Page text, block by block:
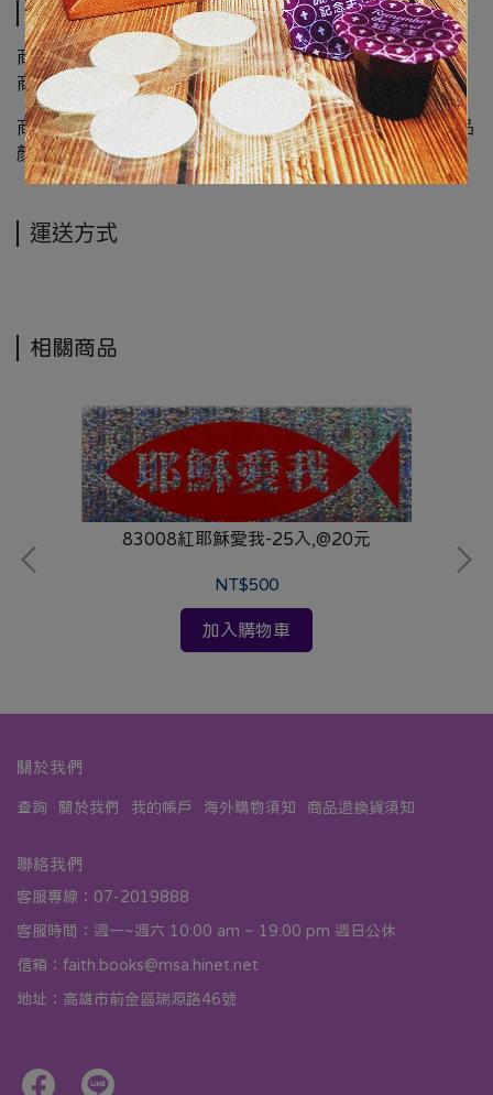
規格說明
商品類別 :紅底金字貼紙
商品尺寸 : 長6cm 寬14cm
商品圖檔顏色因電腦螢幕設定差異會略有不同，以實際商品
顏色為準，請見諒
運送方式
相關商品
83008紅耶穌愛我-25入,@20元
NT$500
加入購物車
關於我們
查詢 關於我們 我的帳戶 海外購物須知 商品退換貨須知
聯絡我們
客服專線：07-2019888
客服時間：週一~週六 10:00 am ~ 19:00 pm 週日公休
信箱：faith.books@msa.hinet.net
地址：高雄市前金區瑞源路46號